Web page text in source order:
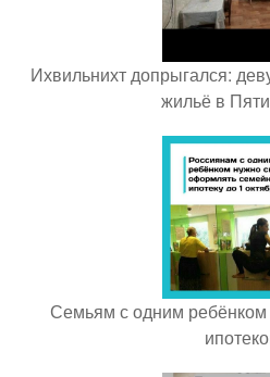
Ихвильнихт допрыгался:
жильё в
Семьям с одним ребёнком